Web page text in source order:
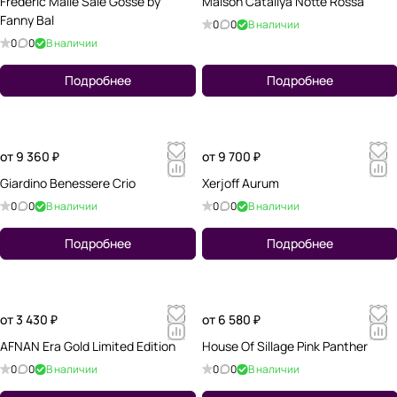
Fanny Bal
0 0 В наличии
Подробнее
0 0 В наличии
Подробнее
от 9 360 ₽
Giardino Benessere Crio
0 0 В наличии
Подробнее
от 9 700 ₽
Xerjoff Aurum
0 0 В наличии
Подробнее
от 3 430 ₽
AFNAN Era Gold Limited Edition
0 0 В наличии
от 6 580 ₽
House Of Sillage Pink Panther
0 0 В наличии